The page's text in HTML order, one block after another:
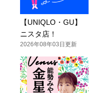
【UNIQLO・GU】
ニスタ店！
2026年08年03日更新